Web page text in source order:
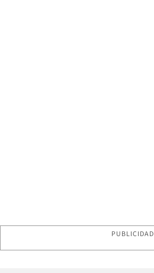
PUBLICIDAD